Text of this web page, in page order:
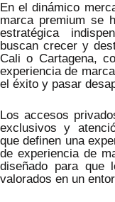
En el dinámico
marca premium se
estratégica
buscan crecer y
Cali o Cartagena,
experiencia de
el éxito y pasar
Los accesos
exclusivos y
que definen una
de experiencia de
diseñado para que
valorados en un